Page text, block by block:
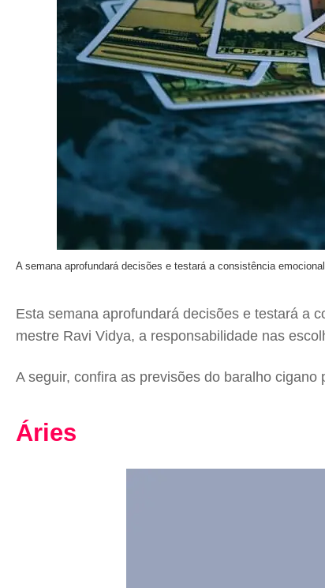
A semana aprofundará decisões e testará a consistência
Esta semana aprofundará decisões e testará a
mestre Ravi Vidya, a responsabilidade nas
A seguir, confira as previsões do baralho cigano
Áries